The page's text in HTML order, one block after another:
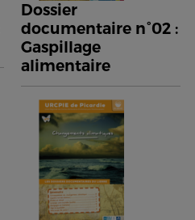
Dossier
documentaire n°02 :
Gaspillage
alimentaire